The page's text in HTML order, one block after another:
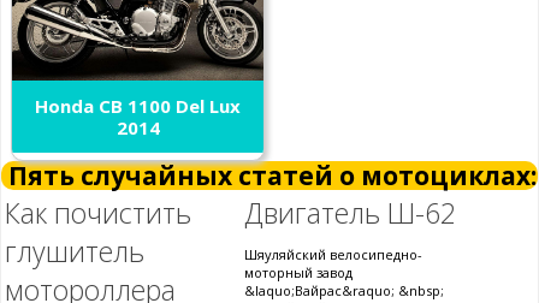
Honda CB 1100 Del Lux
2014
Пять случайных статей о мотоциклах:
Как почистить
глушитель
мотороллера
Двигатель Ш-62
Шяуляйский велосипедно-
моторный завод
&laquo;Вайрас&raquo; &nbsp;